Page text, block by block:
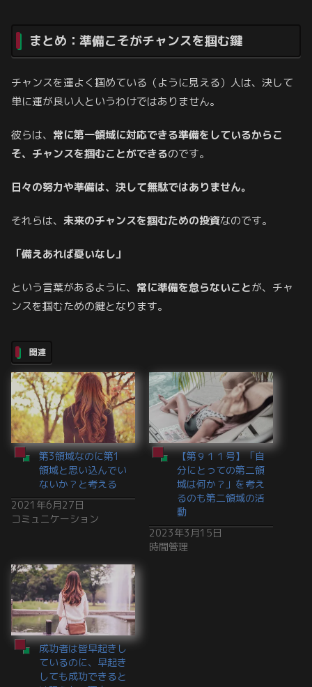
まとめ：準備こそがチャンスを掴む鍵
チャンスを運よく掴めている（ように見える）人は、決して
単に運が良い人というわけではありません。
彼らは、 常に第一領域に対応できる準備をしているからこ
そ、チャンスを掴むことができるのです。
日々の努力や準備は、決して無駄ではありません。
それらは、 未来のチャンスを掴むための投資なのです。
「備えあれば憂いなし」
という言葉があるように、 常に準備を怠らないことが、チャ
ンスを掴むための鍵となります。
関連
第3領域なのに第1
領域と思い込んでい
ないか？と考える
2021年6月27日
コミュニケーション
【第９１１号】「自
分にとっての第二領
域は何か？」を考え
るのも第二領域の活
動
2023年3月15日
時間管理
成功者は皆早起きし
ているのに、早起き
しても成功できると